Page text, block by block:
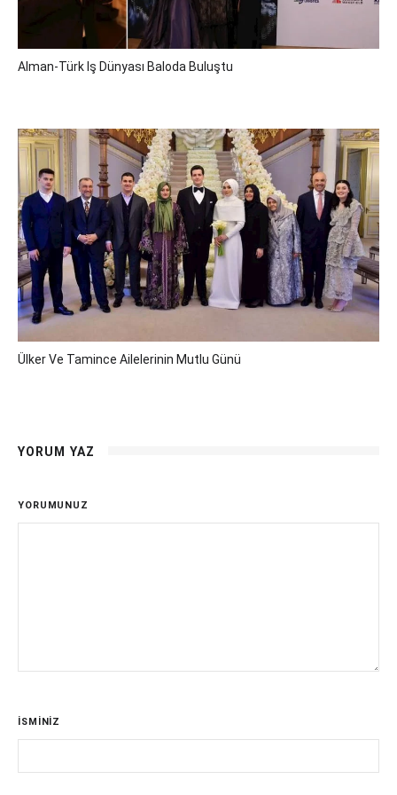
Alman-Türk Iş Dünyası Baloda Buluştu
Ülker Ve Tamince Ailelerinin Mutlu Günü
YORUM YAZ
YORUMUNUZ
İSMİNİZ